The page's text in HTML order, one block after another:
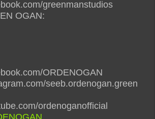
greenmanstudios
OGAN:
ORDENOGAN
seeb.ordenogan.green
ordenoganofficial